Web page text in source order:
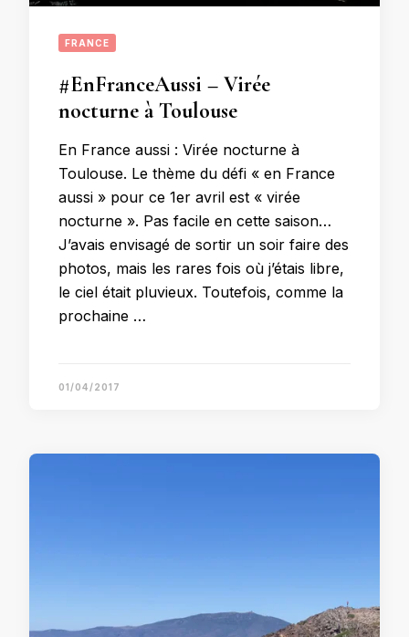
FRANCE
#EnFranceAussi – Virée
nocturne à Toulouse
En France aussi : Virée nocturne à
Toulouse. Le thème du défi « en France
aussi » pour ce 1er avril est « virée
nocturne ». Pas facile en cette saison…
J’avais envisagé de sortir un soir faire des
photos, mais les rares fois où j’étais libre,
le ciel était pluvieux. Toutefois, comme la
prochaine …
01/04/2017